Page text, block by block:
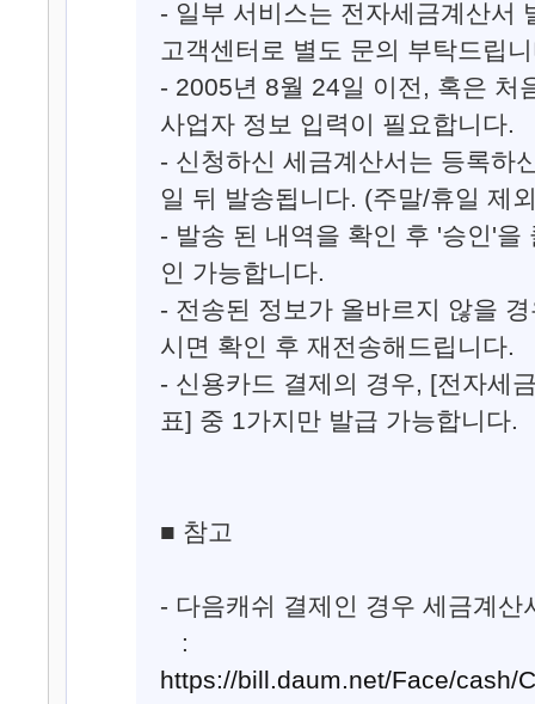
- 일부 서비스는 전자세금계산서
고객센터로 별도 문의 부탁드립
- 2005년 8월 24일 이전, 혹은 처
사업자 정보 입력이 필요합니다.
- 신청하신 세금계산서는 등록하
일 뒤 발송됩니다. (주말/휴일 제
- 발송 된 내역을 확인 후 '승인'을
인 가능합니다.
- 전송된 정보가 올바르지 않을
시면 확인 후 재전송해드립니다.
- 신용카드 결제의 경우, [전자세
표] 중 1가지만 발급 가능합니다.
■ 참고
- 다음캐쉬 결제인 경우 세금계산
:
https://bill.daum.net/Face/cash/